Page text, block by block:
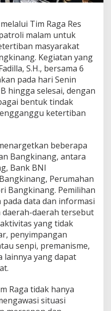
Tim Raga Res
malam untuk
masyarakat
Kegiatan yang
S.H., bersama 6
pada hari Senin
hingga selesai, dengan
bentuk tindak
ketertiban
beberapa
Bangkinang, antara
Bank BNI
Perumahan
Bangkinang. Pemilihan
data dan informasi
daerah tersebut
yang tidak
penyimpangan
senpi, premanisme,
lainnya yang dapat
Raga tidak hanya
situasi